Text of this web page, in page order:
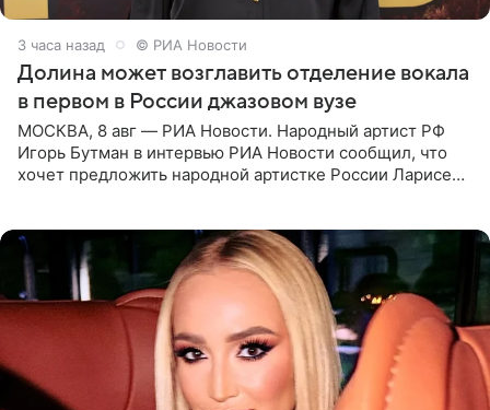
3 часа назад © РИА Новости
Долина может возглавить отделение вокала
в первом в России джазовом вузе
МОСКВА, 8 авг — РИА Новости. Народный артист РФ
Игорь Бутман в интервью РИА Новости сообщил, что
хочет предложить народной артистке России Ларисе